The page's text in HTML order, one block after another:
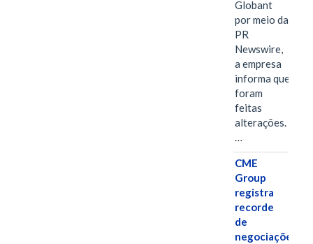
Globant
por meio da
PR
Newswire,
a empresa
informa que
foram
feitas
alterações.
…
CME
Group
registra
recorde
de
negociações